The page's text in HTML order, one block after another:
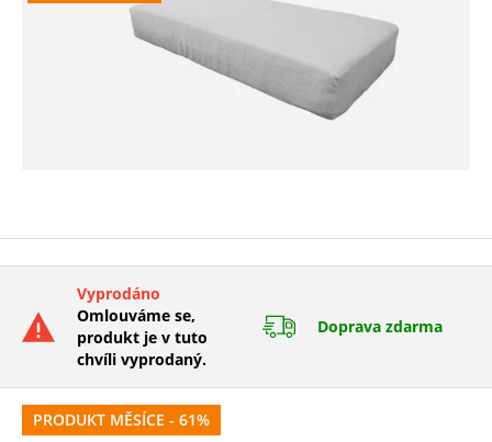
Vyprodáno
Omlouváme se,
produkt je v tuto
chvíli vyprodaný.
Doprava zdarma
PRODUKT MĚSÍCE - 61%